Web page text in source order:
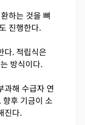
하는 것을 뼈
진행한다.
다. 적립식은
방식이다.
과해 수급자 연
후 기금이 소
진다.